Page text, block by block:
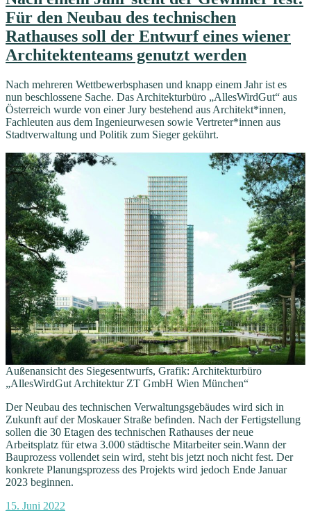
Für den Neubau des technischen
Rathauses soll der Entwurf eines wiener
Architektenteams genutzt werden
Nach mehreren Wettbewerbsphasen und knapp einem Jahr ist es
nun beschlossene Sache. Das Architekturbüro „AllesWirdGut“ aus
Österreich wurde von einer Jury bestehend aus Architekt*innen,
Fachleuten aus dem Ingenieurwesen sowie Vertreter*innen aus
Stadtverwaltung und Politik zum Sieger gekührt.
Außenansicht des Siegesentwurfs, Grafik: Architekturbüro
„AllesWirdGut Architektur ZT GmbH Wien München“
Der Neubau des technischen Verwaltungsgebäudes wird sich in
Zukunft auf der Moskauer Straße befinden. Nach der Fertigstellung
sollen die 30 Etagen des technischen Rathauses der neue
Arbeitsplatz für etwa 3.000 städtische Mitarbeiter sein.Wann der
Bauprozess vollendet sein wird, steht bis jetzt noch nicht fest. Der
konkrete Planungsprozess des Projekts wird jedoch Ende Januar
2023 beginnen.
Veröffentlicht
15. Juni 2022